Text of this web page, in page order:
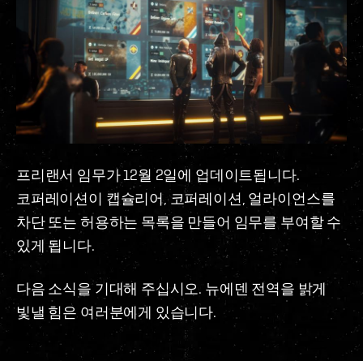
프리랜서 임무가 12월 2일에 업데이트됩니다.
코퍼레이션이 캡슐리어, 코퍼레이션, 얼라이언스를
차단 또는 허용하는 목록을 만들어 임무를 부여할 수
있게 됩니다.
다음 소식을 기대해 주십시오. 뉴에덴 전역을 밝게
빛낼 힘은 여러분에게 있습니다.